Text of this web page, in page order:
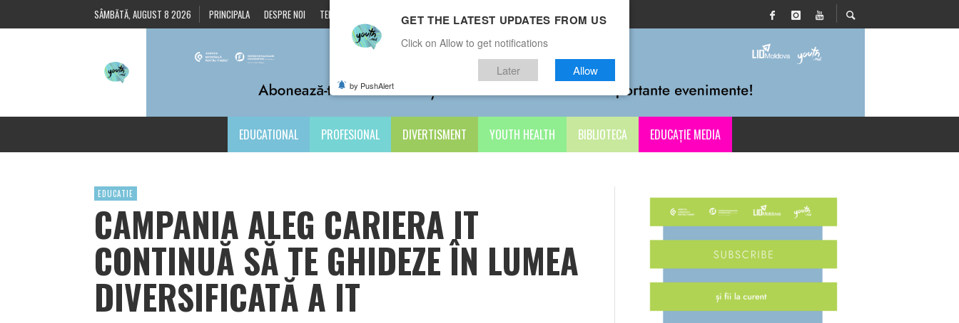
SÂMBĂTĂ, AUGUST 8 2026 PRINCIPALA DESPRE NOI TERMENI ȘI CONDIȚII CONTACTE
EDUCATIONAL PROFESIONAL DIVERTISMENT YOUTH HEALTH BIBLIOTECA EDUCAȚIE MEDIA
EDUCATIE
CAMPANIA ALEG CARIERA IT
CONTINUĂ SĂ TE GHIDEZE ÎN LUMEA
DIVERSIFICATĂ A IT
GET THE LATEST UPDATES FROM US
Click on Allow to get notifications
Later Allow
by PushAlert